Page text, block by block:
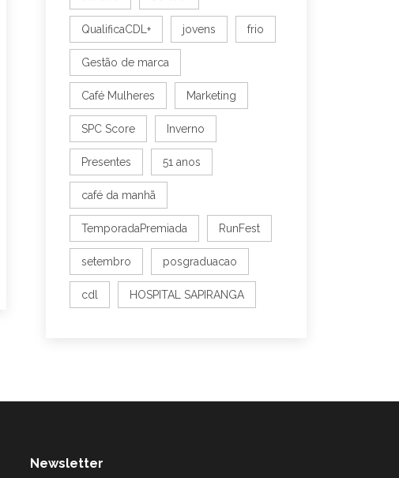
QualificaCDL+ jovens frio
Gestão de marca
Café Mulheres Marketing
SPC Score Inverno
Presentes 51 anos
café da manhã
TemporadaPremiada RunFest
setembro posgraduacao
cdl HOSPITAL SAPIRANGA
Newsletter